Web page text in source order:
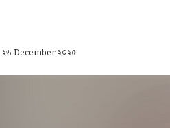
২৬ December ২০২৫